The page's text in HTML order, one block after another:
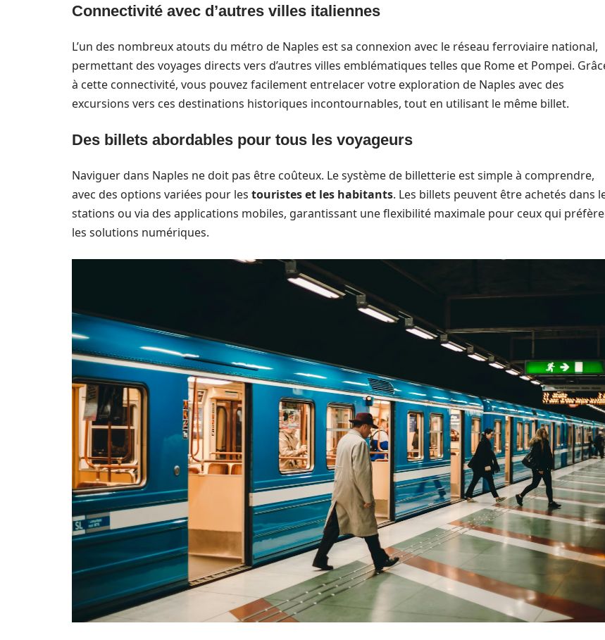
Connectivité avec d’autres villes italiennes
L’un des nombreux atouts du métro de Naples est sa connexion avec le réseau ferroviaire national,
permettant des voyages directs vers d’autres villes emblématiques telles que Rome et Pompei.
à cette connectivité, vous pouvez facilement entrelacer votre exploration de Naples avec des
excursions vers ces destinations historiques incontournables, tout en utilisant le même billet.
Des billets abordables pour tous les voyageurs
Naviguer dans Naples ne doit pas être coûteux. Le système de billetterie est simple à comprendre,
avec des options variées pour les touristes et les habitants. Les billets peuvent être achetés dans
stations ou via des applications mobiles, garantissant une flexibilité maximale pour ceux qui
les solutions numériques.